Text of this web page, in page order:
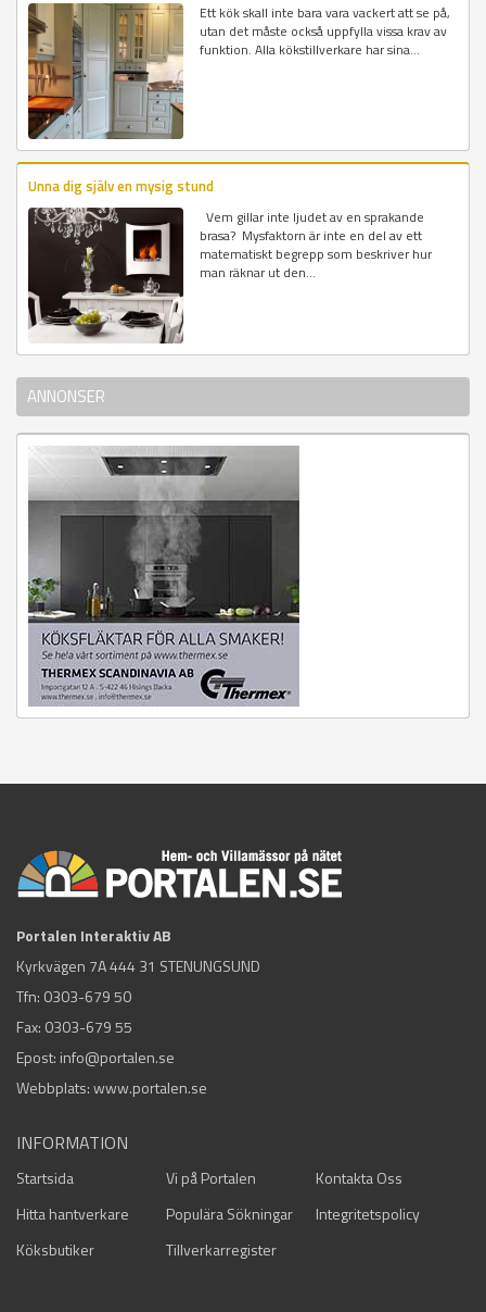
Ett kök skall inte bara vara vackert att se på,
utan det måste också uppfylla vissa krav av
funktion. Alla kökstillverkare har sina...
Unna dig själv en mysig stund
Vem gillar inte ljudet av en sprakande
brasa? Mysfaktorn är inte en del av ett
matematiskt begrepp som beskriver hur
man räknar ut den...
ANNONSER
Portalen Interaktiv AB
Kyrkvägen 7A 444 31 STENUNGSUND
Tfn: 0303-679 50
Fax: 0303-679 55
Epost: info@portalen.se
Webbplats: www.portalen.se
INFORMATION
Startsida Vi på Portalen
Kontakta Oss
Hitta hantverkare
Populära Sökningar
Integritetspolicy
Köksbutiker
Tillverkarregister